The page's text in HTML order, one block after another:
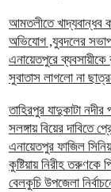
আমতলীতে খাদ্যবান্ধব
অভিযোগ ,যুবদলের
এনায়েতপুরে ব্যবসায়ীকে
সুবাতাস লাগলো না
তাহিরপুর যাদুকাটা
সলঙ্গায় বিয়ের দাবিতে
এনায়েতপুর ফাজিল
কুষ্টিয়ায় নিরীহ তরুণকে
বেলকুচি উপজেলা